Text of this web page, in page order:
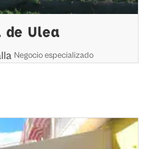
de Ulea
Negocio especializado